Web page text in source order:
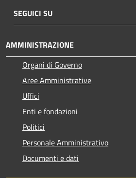
SEGUICI SU
AMMINISTRAZIONE
Organi di Governo
Aree Amministrative
Uffici
Enti e fondazioni
Politici
Personale Amministrativo
Documenti e dati